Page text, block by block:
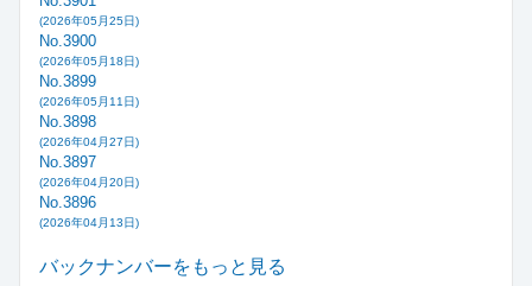
(2026年05月25日)
No.3900
(2026年05月18日)
No.3899
(2026年05月11日)
No.3898
(2026年04月27日)
No.3897
(2026年04月20日)
No.3896
(2026年04月13日)
バックナンバーをもっと見る